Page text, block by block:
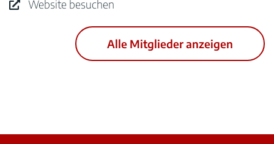
Website besuchen
Alle Mitglieder anzeigen